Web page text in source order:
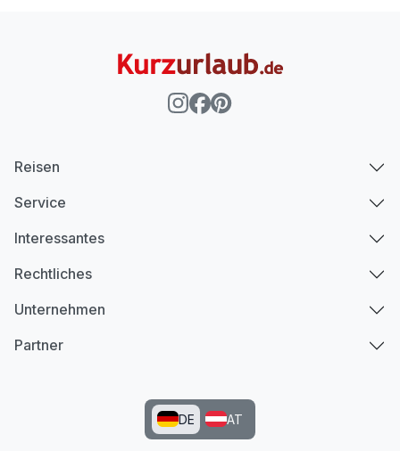
Reisen
Service
Interessantes
Rechtliches
Unternehmen
Partner
DE AT